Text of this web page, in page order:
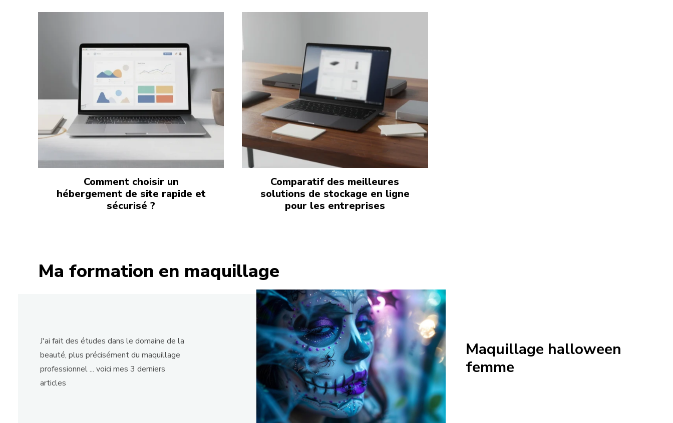
Comment choisir un
hébergement de site rapide et
sécurisé ?
Comparatif des meilleures
solutions de stockage en ligne
pour les entreprises
Ma formation en maquillage
J'ai fait des études dans le domaine de la
beauté, plus précisément du maquillage
professionnel ... voici mes 3 derniers
articles
Maquillage halloween
femme